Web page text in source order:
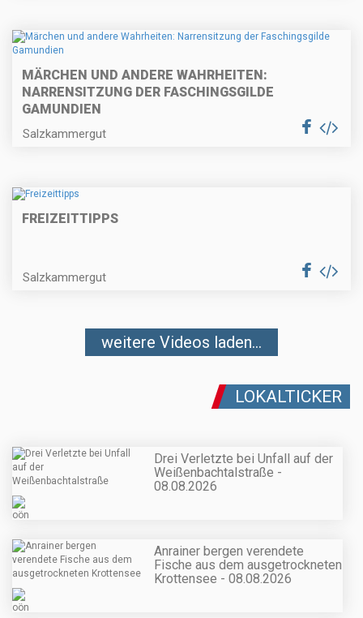
MÄRCHEN UND ANDERE WAHRHEITEN:
NARRENSITZUNG DER FASCHINGSGILDE
GAMUNDIEN
Salzkammergut
FREIZEITTIPPS
Salzkammergut
weitere Videos laden...
LOKALTICKER
Drei Verletzte bei Unfall auf der
Weißenbachtalstraße -
08.08.2026
Anrainer bergen verendete
Fische aus dem ausgetrockneten
Krottensee - 08.08.2026